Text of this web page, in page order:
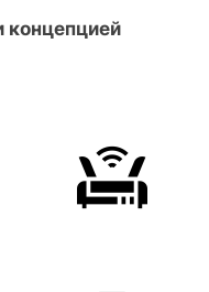
концепцией